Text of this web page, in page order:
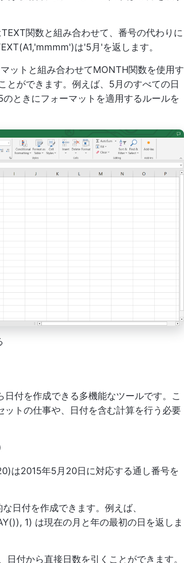
関数と組み合わせて、番号の代わりに
は'5月'を返します。
ットと組み合わせてMONTH関数を使用す
とができます。例えば、5月のすべての日
ときにフォーマットを適用するルールを
付を作成できる多機能なツールです。こ
トの仕事や、日付を含む計算を行う必要
は2015年5月20日に対応する通し番号を
日付を作成できます。例えば、
1) は現在の月と年の最初の日を返しま
付から直接日数を引くことができます。